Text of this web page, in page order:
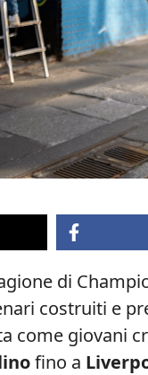
di
costruiti e
come giovani
fino a